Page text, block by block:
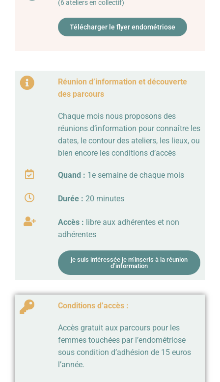
(6 ateliers en collectif)
Télécharger le flyer endométriose
Réunion d’information et découverte
des parcours
Chaque mois nous proposons des
réunions d’information pour connaître les
dates, le contour des ateliers, les lieux, ou
bien encore les conditions d’accès
Quand : 1e semaine de chaque mois
Durée : 20 minutes
Accès : libre aux adhérentes et non
adhérentes
je suis intéressée je m’inscris à la réunion
d’information
Conditions d’accès :
Accès gratuit aux parcours pour les
femmes touchées par l’endométriose
sous condition d’adhésion de 15 euros
l’année.